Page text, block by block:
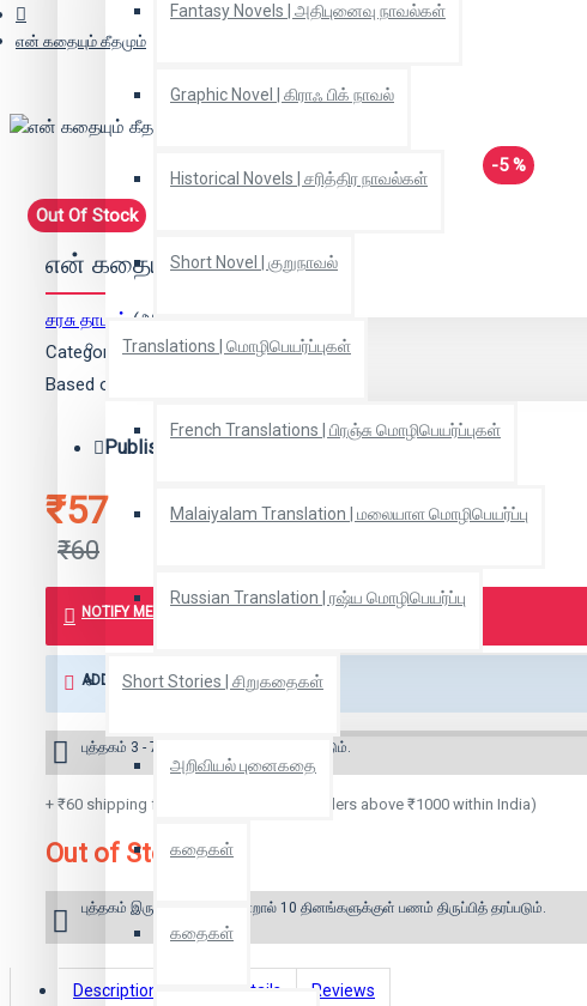
Fantasy Novels | அதிபுனைவு நாவல்கள்
Graphic Novel | கிராஃ பிக் நாவல்
Historical Novels | சரித்திர நாவல்கள்
Short Novel | குறுநாவல்
Translations | மொழிபெயர்ப்புகள்
French Translations | பிரஞ்சு மொழிபெயர்ப்புகள்
Malaiyalam Translation | மலையாள மொழிபெயர்ப்பு
Russian Translation | ரஷ்ய மொழிபெயர்ப்பு
Short Stories | சிறுகதைகள்
அறிவியல் புனைகதை
கதைகள்
கதைகள்
என் கதையும் கீதமும்
-5 %
Out Of Stock
என் கதையும் கீதமும்
சரசு தாமஸ் (ஆசிரியர்)
Categories:Translation | மொழிபெயர்ப்பு
Based on 0 reviews.
₹57
₹60
Publisher:
NOTIFY ME WHEN BOOK IS AVAILABLE
ADD TO WISH LIST
புத்தகம் 3 - 7 நாட்களில் அனுப்பி வைக்கப்படும்.
+ ₹60 shipping fee* (Free shipping for orders above ₹1000 within India)
Out of Stock
புத்தகம் இருப்பில் இல்லை என்றால் 10 தினங்களுக்குள் பணம் திருப்பித் தரப்படும்.
Description Book Details Reviews